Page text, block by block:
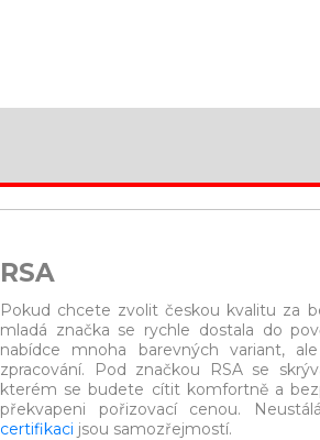
RSA
Pokud chcete zvolit českou kvalitu za
mladá značka se rychle dostala do
nabídce mnoha barevných variant,
zpracování. Pod značkou RSA se
kterém se budete cítit komfortně a
překvapeni pořizovací cenou.
certifikaci jsou samozřejmostí.